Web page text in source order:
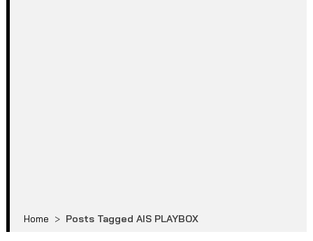
Home > Posts Tagged AIS PLAYBOX